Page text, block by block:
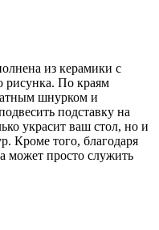
из керамики с
рисунка. По краям
шнурком и
подставку на
украсит ваш стол, но и
Кроме того, благодаря
может просто служить